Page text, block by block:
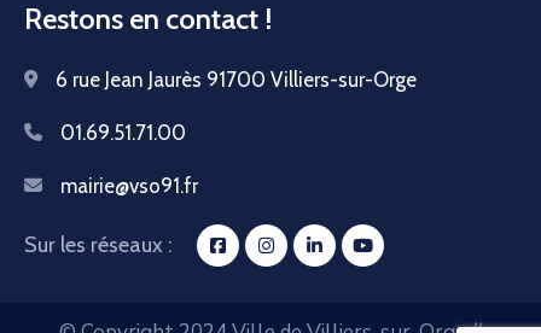
Restons en contact !
6 rue Jean Jaurès 91700 Villiers-sur-Orge
01.69.51.71.00
mairie@vso91.fr
Sur les réseaux :